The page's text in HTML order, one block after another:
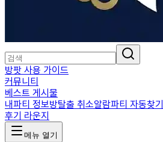
방팟 사용 가이드
커뮤니티
베스트 게시물
내파티 정보방탈출 취소알람파티 자동찾기
후기 라운지
메뉴 열기